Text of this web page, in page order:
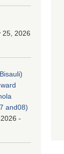
25, 2026
and08)
-